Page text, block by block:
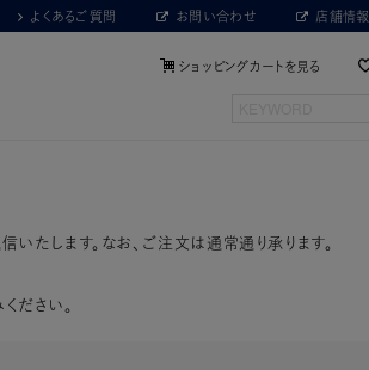
よくあるご質問 お問い合わせ 店舗情報
ショッピングカートを見る
たします。なお、ご注文は通常通り承ります。
ださい。